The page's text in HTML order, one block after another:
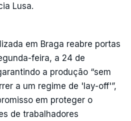
Lusa.
em Braga reabre portas
feira, a 24 de
a produção “sem
a um regime de 'lay-off'”,
em proteger o
de trabalhadores